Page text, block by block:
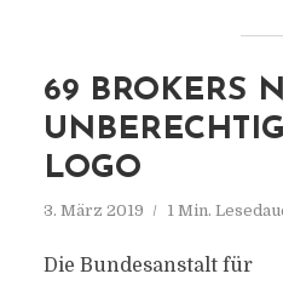
69 BROKERS
LOGO
3. März 2019 1 Min.
Die Bundesanstalt für